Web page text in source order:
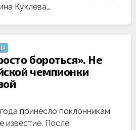
Куклева…
бороться». Не
чемпионки
принесло поклонникам
известие. После